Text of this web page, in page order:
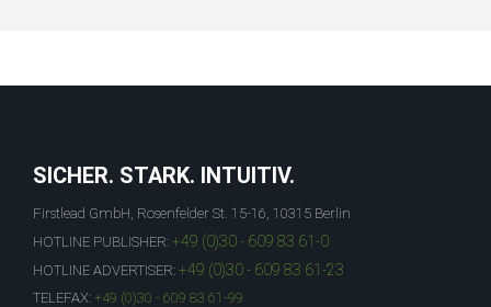
SICHER. STARK. INTUITIV.
Firstlead GmbH, Rosenfelder St. 15-16, 10315 Berlin
HOTLINE PUBLISHER: +49 (0)30 - 609 83 61-0
HOTLINE ADVERTISER: +49 (0)30 - 609 83 61-23
TELEFAX: +49 (0)30 - 609 83 61-99